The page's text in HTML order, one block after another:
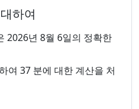
분 후 26. 8. 6.
하여
2026년 8월 6일의 정확한
여 37 분에 대한 계산을 처